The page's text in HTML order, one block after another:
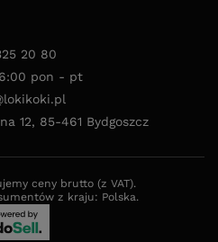
20 80
pon - pt
12, 85-461 Bydgoszcz
ceny brutto (z VAT).
z kraju: Polska.